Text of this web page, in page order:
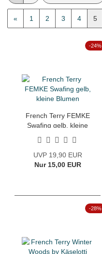
« 1 2 3 4 5
-24%
French Terry FEMKE
Swafing gelb, kleine
UVP 19,90 EUR
Nur 15,00 EUR
-28%